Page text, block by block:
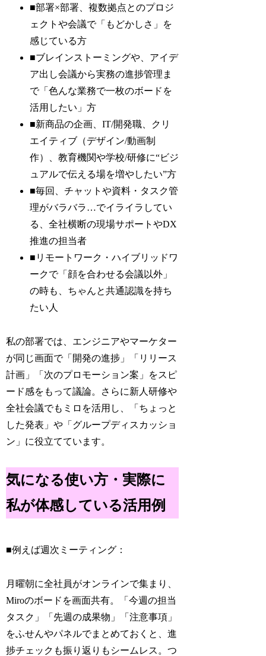
■部署×部署、複数拠点とのプロジ
ェクトや会議で「もどかしさ」を
感じている方
■ブレインストーミングや、アイデ
ア出し会議から実務の進捗管理ま
で「色んな業務で一枚のボードを
活用したい」方
■新商品の企画、IT/開発職、クリ
エイティブ（デザイン/動画制
作）、教育機関や学校/研修に“ビジ
ュアルで伝える場を増やしたい”方
■毎回、チャットや資料・タスク管
理がバラバラ…でイライラしてい
る、全社横断の現場サポートやDX
推進の担当者
■リモートワーク・ハイブリッドワ
ークで「顔を合わせる会議以外」
の時も、ちゃんと共通認識を持ち
たい人
私の部署では、エンジニアやマーケター
が同じ画面で「開発の進捗」「リリース
計画」「次のプロモーション案」をスピ
ード感をもって議論。さらに新人研修や
全社会議でもミロを活用し、「ちょっと
した発表」や「グループディスカッショ
ン」に役立てています。
気になる使い方・実際に
私が体感している活用例
■例えば週次ミーティング：
月曜朝に全社員がオンラインで集まり、
Miroのボードを画面共有。「今週の担当
タスク」「先週の成果物」「注意事項」
をふせんやパネルでまとめておくと、進
捗チェックも振り返りもシームレス。つ